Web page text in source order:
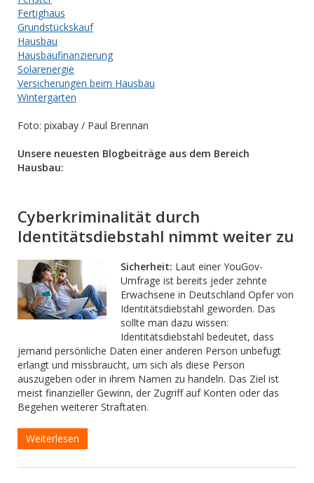
Fertighaus
Grundstückskauf
Hausbau
Hausbaufinanzierung
Solarenergie
Versicherungen beim Hausbau
Wintergarten
Foto: pixabay / Paul Brennan
Unsere neuesten Blogbeiträge aus dem Bereich
Hausbau:
Cyberkriminalität durch
Identitätsdiebstahl nimmt weiter zu
Sicherheit: Laut einer YouGov-
Umfrage ist bereits jeder zehnte
Erwachsene in Deutschland Opfer von
Identitätsdiebstahl geworden. Das
sollte man dazu wissen:
Identitätsdiebstahl bedeutet, dass
jemand persönliche Daten einer anderen Person unbefugt
erlangt und missbraucht, um sich als diese Person
auszugeben oder in ihrem Namen zu handeln. Das Ziel ist
meist finanzieller Gewinn, der Zugriff auf Konten oder das
Begehen weiterer Straftaten.
Weiterlesen